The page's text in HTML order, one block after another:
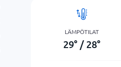
LÄMPÖTILAT
29° / 28°